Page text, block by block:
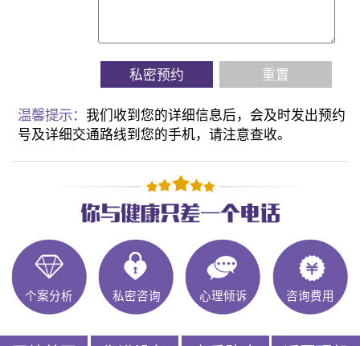
私密预约 重置
温馨提示：我们收到您的详细信息后，会及时发出预约
号及详细交通路线到您的手机，请注意查收。
个案分析 私密咨询 心理倾诉 咨询费用